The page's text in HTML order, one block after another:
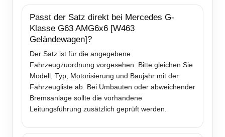
Passt der Satz direkt bei Mercedes G-
Klasse G63 AMG6x6 [W463
Geländewagen]?
Der Satz ist für die angegebene
Fahrzeugzuordnung vorgesehen. Bitte gleichen Sie
Modell, Typ, Motorisierung und Baujahr mit der
Fahrzeugliste ab. Bei Umbauten oder abweichender
Bremsanlage sollte die vorhandene
Leitungsführung zusätzlich geprüft werden.